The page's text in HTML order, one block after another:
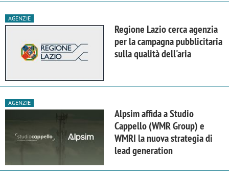
AGENZIE
Regione Lazio cerca agenzia
per la campagna pubblicitaria
sulla qualità dell'aria
AGENZIE
Alpsim affida a Studio
Cappello (WMR Group) e
WMRI la nuova strategia di
lead generation